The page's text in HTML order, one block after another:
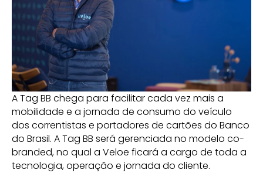
A Tag BB chega para facilitar cada vez mais a
mobilidade e a jornada de consumo do veículo
dos correntistas e portadores de cartões do Banco
do Brasil. A Tag BB será gerenciada no modelo co-
branded, no qual a Veloe ficará a cargo de toda a
tecnologia, operação e jornada do cliente.